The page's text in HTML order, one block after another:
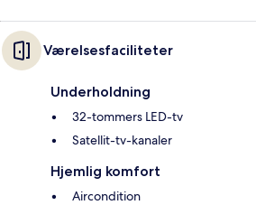
Værelsesfaciliteter
Underholdning
32-tommers LED-tv
Satellit-tv-kanaler
Hjemlig komfort
Aircondition